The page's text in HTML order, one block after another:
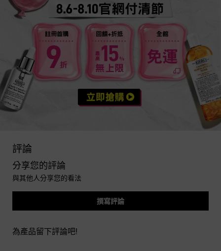
評論
分享您的評論
與其他人分享您的看法
撰寫評論
為產品留下評論吧!